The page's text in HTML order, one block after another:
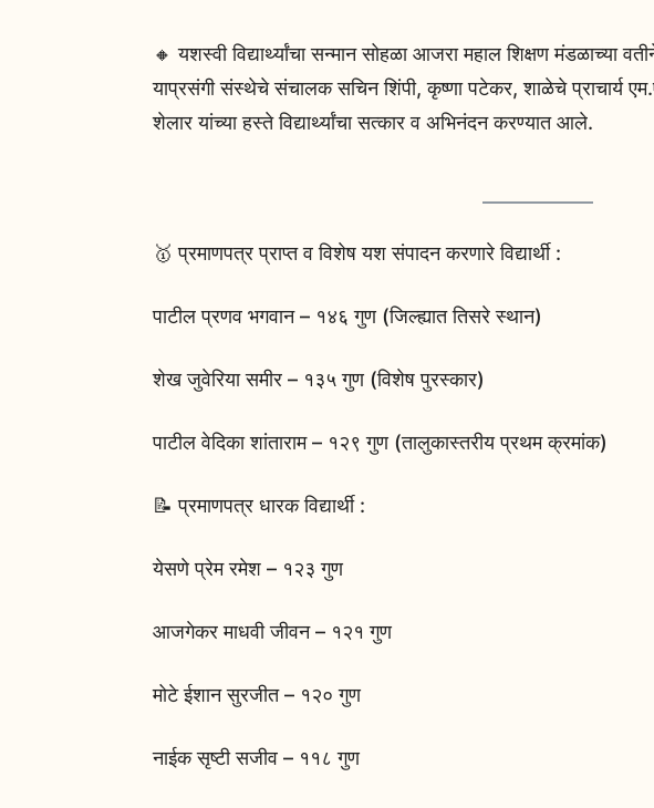
🔸 यशस्वी विद्यार्थ्यांचा सन्मान सोहळा आजरा महाल शिक्षण मंडळाच्या
याप्रसंगी संस्थेचे संचालक सचिन शिंपी, कृष्णा पटेकर, शाळेचे प्राचार्य
शेलार यांच्या हस्ते विद्यार्थ्यांचा सत्कार व अभिनंदन करण्यात आले.
🥇 प्रमाणपत्र प्राप्त व विशेष यश संपादन करणारे विद्यार्थी :
पाटील प्रणव भगवान – १४६ गुण (जिल्ह्यात तिसरे स्थान)
शेख जुवेरिया समीर – १३५ गुण (विशेष पुरस्कार)
पाटील वेदिका शांताराम – १२९ गुण (तालुकास्तरीय प्रथम क्रमांक)
📝 प्रमाणपत्र धारक विद्यार्थी :
येसणे प्रेम रमेश – १२३ गुण
आजगेकर माधवी जीवन – १२१ गुण
मोटे ईशान सुरजीत – १२० गुण
नाईक सृष्टी सजीव – ११८ गुण